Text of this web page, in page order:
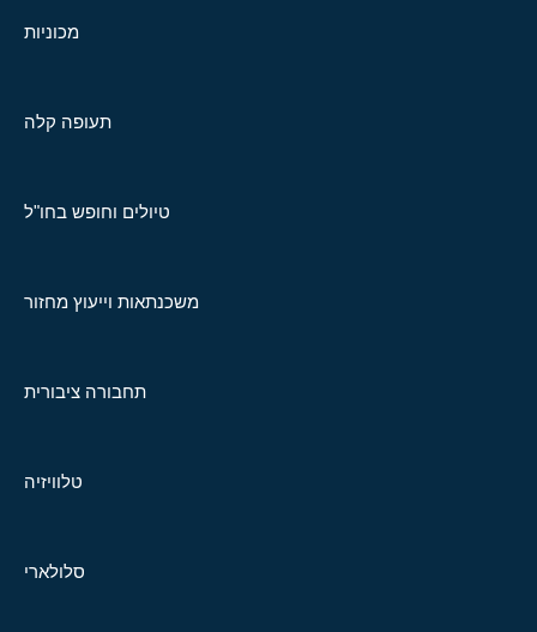
מכוניות
תעופה קלה
טיולים וחופש בחו"ל
משכנתאות וייעוץ מחזור
תחבורה ציבורית
טלוויזיה
סלולארי